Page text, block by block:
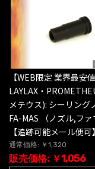
【WEB限定 業界最安値
LAYLAX・
メテウス): シーリング
FA-MAS （ノズル,ファ
【追跡可能メール便可】
通常価格: ￥1,320
販売価格: ￥1,056